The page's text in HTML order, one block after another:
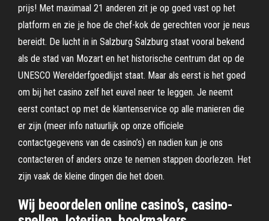
prijs! Met maximaal 21 anderen zit je op goed vast op het
platform en zie je hoe de chef-kok de gerechten voor je neus
bereidt. De lucht in in Salzburg Salzburg staat vooral bekend
als de stad van Mozart en het historische centrum dat op de
UNESCO Werelderfgoedlijst staat. Maar als eerst is het goed
om bij het casino zelf het euvel neer te leggen. Je neemt
eerst contact op met de klantenservice op alle manieren die
er zijn (meer info natuurlijk op onze officiele
contactgegevens van de casino’s) en nadien kun je ons
contacteren of anders onze te nemen stappen doorlezen. Het
zijn vaak de kleine dingen die het doen.
Wij beoordelen online casino’s, casino-